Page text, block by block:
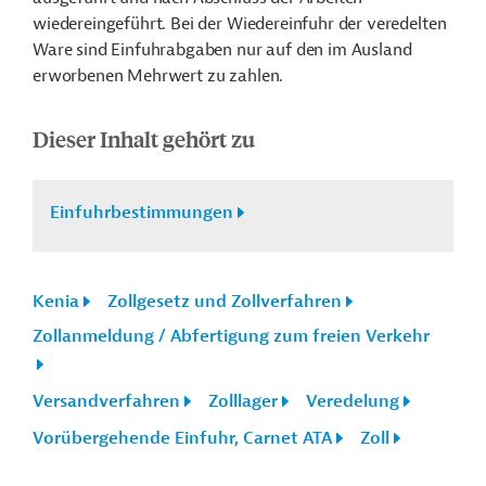
wiedereingeführt. Bei der Wiedereinfuhr der veredelten
Ware sind Einfuhrabgaben nur auf den im Ausland
erworbenen Mehrwert zu zahlen.
Dieser Inhalt gehört zu
Einfuhrbestimmungen
Kenia
Zollgesetz und Zollverfahren
Zollanmeldung / Abfertigung zum freien Verkehr
Versandverfahren Zolllager
Veredelung
Vorübergehende Einfuhr, Carnet ATA
Zoll